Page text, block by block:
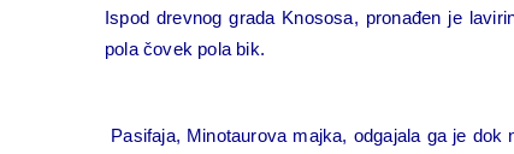
Ispod drevnog grada Knososa, pronađen je
pola čovek pola bik.
Pasifaja, Minotaurova majka, odgajala ga je